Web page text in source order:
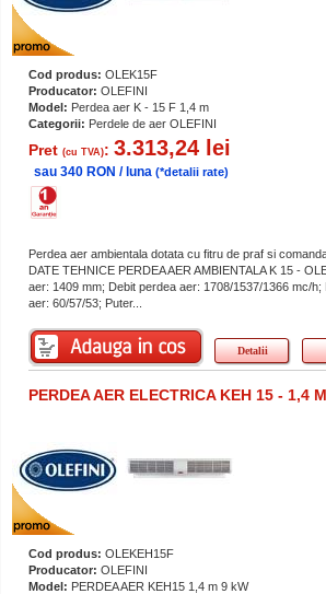
Cod produs: OLEK15F
Producator: OLEFINI
Model: Perdea aer K - 15 F 1,4 m
Categorii: Perdele de aer OLEFINI
Pret (cu TVA): 3.313,24 lei
sau 340 RON / luna (*detalii rate)
Perdea aer ambientala dotata cu fitru de praf si
DATE TEHNICE PERDEA AER AMBIENTALA K 15 -
aer: 1409 mm; Debit perdea aer: 1708/1537/1366 mc/
aer: 60/57/53; Puter...
Detalii
PERDEA AER ELECTRICA KEH 15 - 1,4
Cod produs: OLEKEH15F
Producator: OLEFINI
Model: PERDEA AER KEH15 1,4 m 9 kW